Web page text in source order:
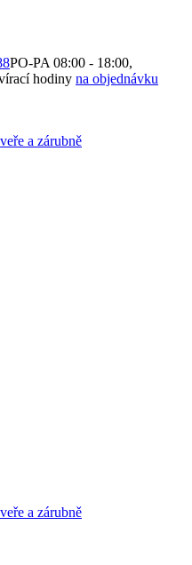
PO-PA 08:00 - 18:00,
hodiny na objednávku
a zárubně
a zárubně